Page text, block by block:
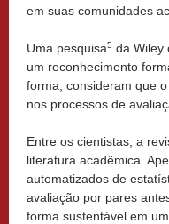
em suas comunidades
Uma pesquisa5 da Wiley
um reconhecimento
forma, consideram que
nos processos de
Entre os cientistas, a
literatura acadêmica.
automatizados de
avaliação por pares
forma sustentável em